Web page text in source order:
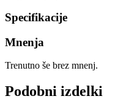
Specifikacije
Mnenja
Trenutno še brez mnenj.
Podobni izdelki